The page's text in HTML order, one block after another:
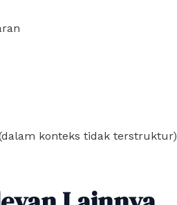
konteks tidak terstruktur)